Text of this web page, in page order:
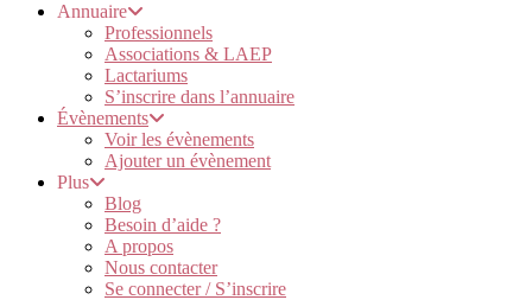
Annuaire
Professionnels
Associations & LAEP
Lactariums
S’inscrire dans l’annuaire
Évènements
Voir les évènements
Ajouter un évènement
Plus
Blog
Besoin d’aide ?
A propos
Nous contacter
Se connecter / S’inscrire